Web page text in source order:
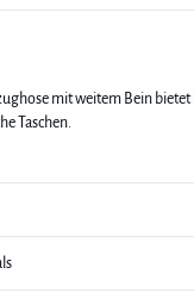
mit weitem Bein
Taschen.